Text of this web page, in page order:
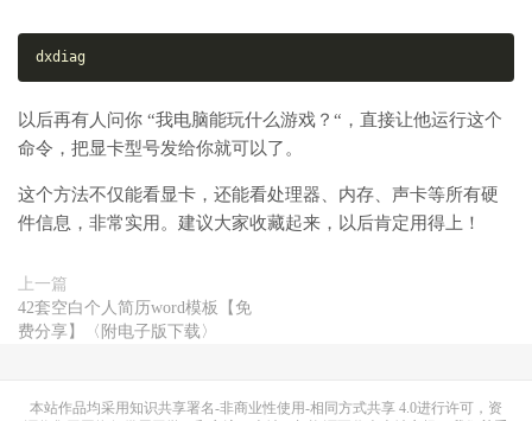
dxdiag
以后再有人问你 “我电脑能玩什么游戏？ “ ，直接让他运行这个
命令，把显卡型号发给你就可以了。
这个方法不仅能看显卡，还能看处理器、内存、声卡等所有硬
件信息，非常实用。建议大家收藏起来，以后肯定用得上！
上一篇
42套空白个人简历word模板【免
费分享】〈附电子版下载〉
本站作品均采用知识共享署名-非商业性使用-相同方式共享 4.0进行许可，资